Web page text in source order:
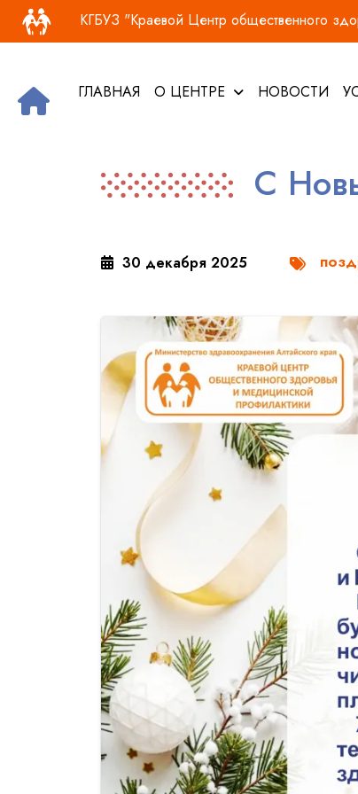
Перейти к основному содержанию
Основная навигация
КГБУЗ "Краевой Центр общественного
ГЛАВНАЯ О ЦЕНТРЕ НОВОСТИ
С
30 декабря 2025